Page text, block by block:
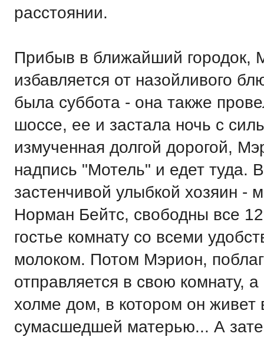
расстоянии.
Прибыв в ближайший городок,
избавляется от назойливого
была суббота - она также
шоссе, ее и застала ночь с
измученная долгой дорогой,
надпись "Мотель" и едет туда.
застенчивой улыбкой хозяин -
Норман Бейтс, свободны все
гостье комнату со всеми
молоком. Потом Мэрион,
отправляется в свою комнату,
холме дом, в котором он живет
сумасшедшей матерью... А